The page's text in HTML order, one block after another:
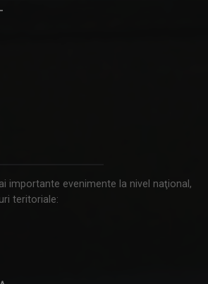
importante evenimente la nivel naţional,
teritoriale: